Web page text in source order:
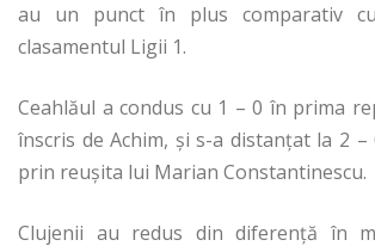
au un punct în plus comparativ
clasamentul Ligii 1.
Ceahlăul a condus cu 1 – 0 în prima
înscris de Achim, și s-a distanțat la 2
prin reușita lui Marian Constantinescu.
Clujenii au redus din diferență în